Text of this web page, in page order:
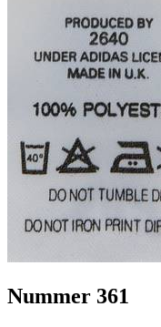
Nummer 361